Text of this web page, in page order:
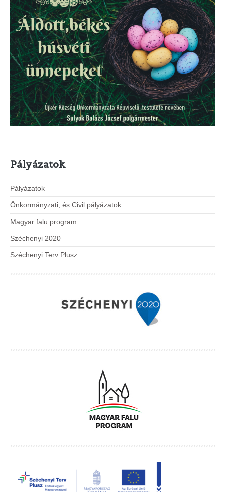
Pályázatok
Pályázatok
Önkormányzati, és Civil pályázatok
Magyar falu program
Széchenyi 2020
Széchenyi Terv Plusz